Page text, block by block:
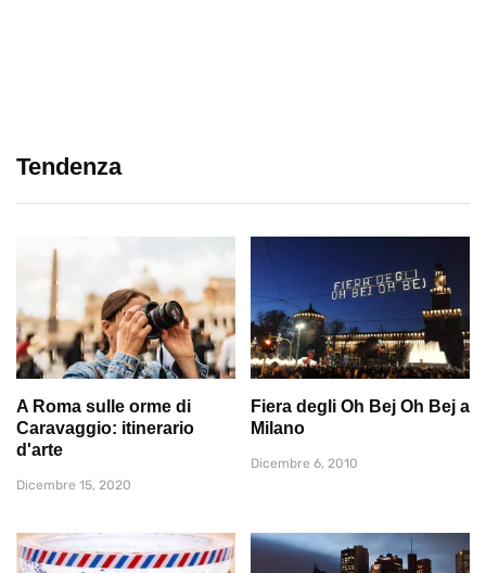
Tendenza
A Roma sulle orme di
Caravaggio: itinerario
d'arte
Dicembre 15, 2020
Fiera degli Oh Bej Oh Bej a
Milano
Dicembre 6, 2010